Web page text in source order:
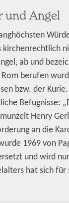
und Angel
ab und
berufen
bzw. der
Befugnisse:
Henry
an die
1969 von
und wird
hat sich